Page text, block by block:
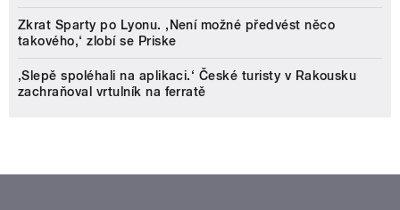
Zkrat Sparty po Lyonu. ,Není možné předvést něco
takového,‘ zlobí se Priske
‚Slepě spoléhali na aplikaci.‘ České turisty v Rakousku
zachraňoval vrtulník na ferratě